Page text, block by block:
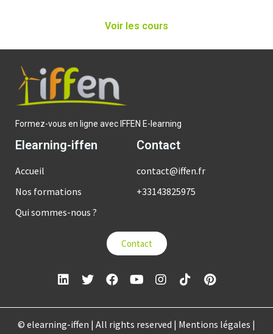
Voir les cours
Formez-vous en ligne avec IFFEN E-learning
Elearning-iffen
Accueil
Nos formations
Qui sommes-nous ?
Contact
contact@iffen.fr
+33143825975
Contact
© elearning-iffen | All rights reserved | Mentions légales |